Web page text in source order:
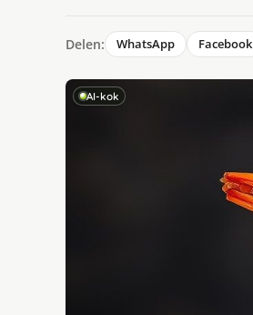
Delen: WhatsApp Facebook
AI-kok